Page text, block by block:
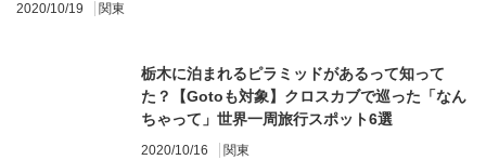
2020/10/19
関東
栃木に泊まれるピラミッドがあるって知って
た？【Gotoも対象】クロスカブで巡った「なん
ちゃって」世界一周旅行スポット6選
2020/10/16 関東